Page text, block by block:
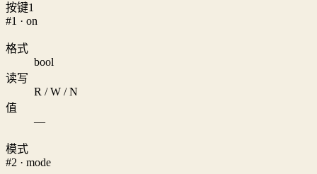
按键1
#1 · on
格式
bool
读写
R / W / N
值
—
模式
#2 · mode